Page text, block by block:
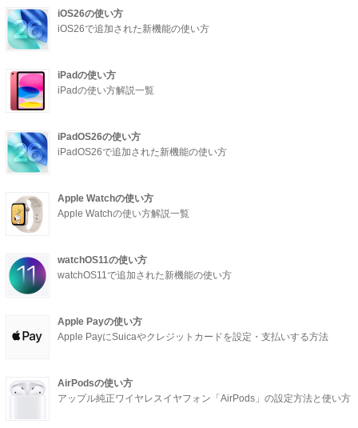
iOS26の使い方
iOS26で追加された新機能の使い方
iPadの使い方
iPadの使い方解説一覧
iPadOS26の使い方
iPadOS26で追加された新機能の使い方
Apple Watchの使い方
Apple Watchの使い方解説一覧
watchOS11の使い方
watchOS11で追加された新機能の使い方
Apple Payの使い方
Apple PayにSuicaやクレジットカードを設定・支払いする方法
AirPodsの使い方
アップル純正ワイヤレスイヤフォン「AirPods」の設定方法と使い方